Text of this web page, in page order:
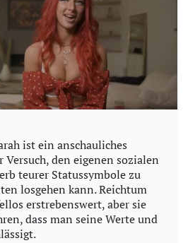
ist ein anschauliches
Versuch, den eigenen sozialen
teurer Statussymbole zu
losgehen kann. Reichtum
erstrebenswert, aber sie
dass man seine Werte und